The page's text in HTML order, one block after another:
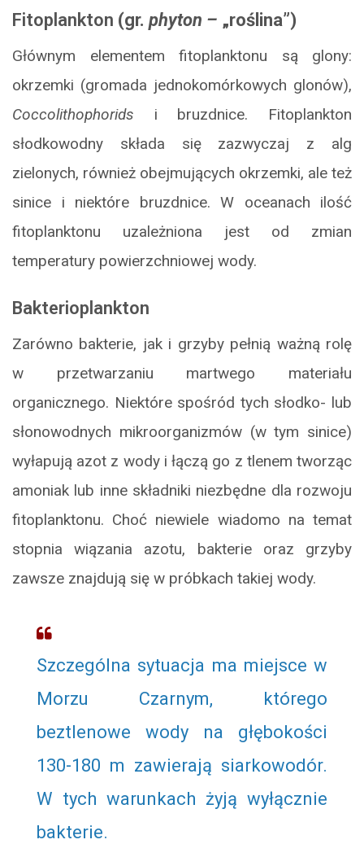
Fitoplankton (gr. phyton – „roślina”)
Głównym elementem fitoplanktonu są glony:
okrzemki (gromada jednokomórkowych glonów),
Coccolithophorids i bruzdnice. Fitoplankton
słodkowodny składa się zazwyczaj z alg
zielonych, również obejmujących okrzemki, ale też
sinice i niektóre bruzdnice. W oceanach ilość
fitoplanktonu uzależniona jest od zmian
temperatury powierzchniowej wody.
Bakterioplankton
Zarówno bakterie, jak i grzyby pełnią ważną rolę
w przetwarzaniu martwego materiału
organicznego. Niektóre spośród tych słodko- lub
słonowodnych mikroorganizmów (w tym sinice)
wyłapują azot z wody i łączą go z tlenem tworząc
amoniak lub inne składniki niezbędne dla rozwoju
fitoplanktonu. Choć niewiele wiadomo na temat
stopnia wiązania azotu, bakterie oraz grzyby
zawsze znajdują się w próbkach takiej wody.
Szczególna sytuacja ma miejsce w
Morzu Czarnym, którego
beztlenowe wody na głębokości
130-180 m zawierają siarkowodór.
W tych warunkach żyją wyłącznie
bakterie.